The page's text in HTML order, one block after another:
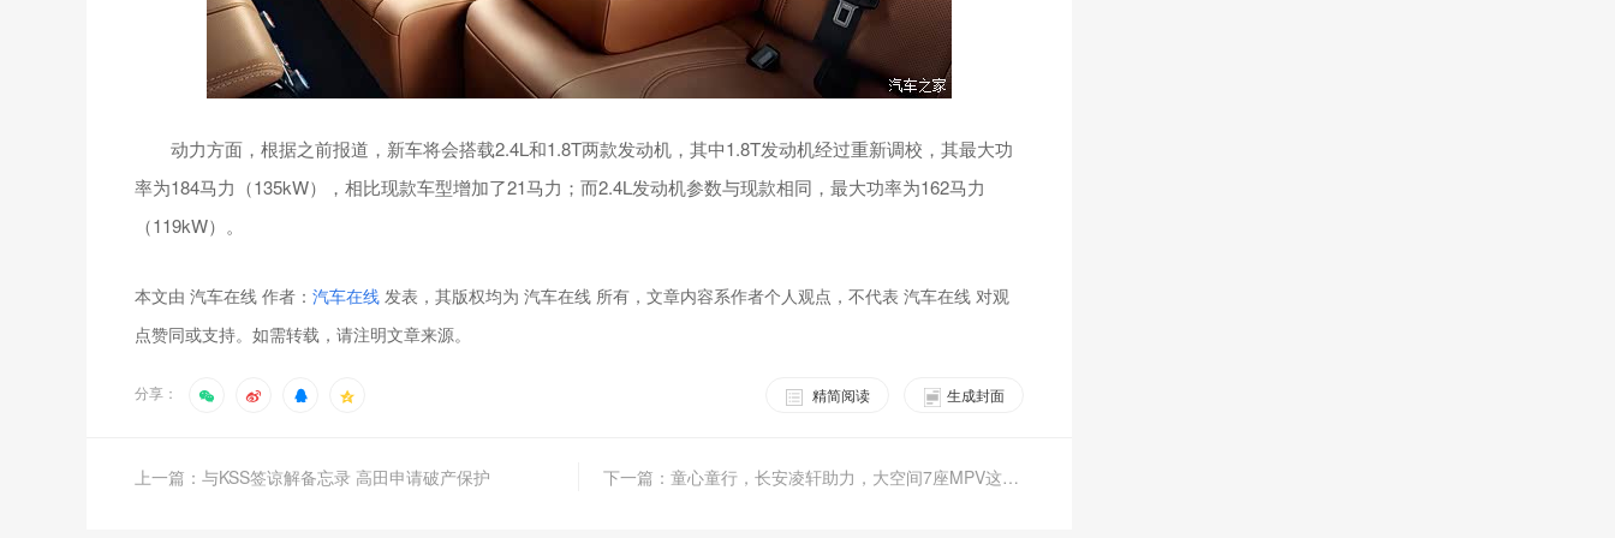
动力方面，根据之前报道，新车将会搭载2.4L和1.8T两款发动机，其中1.8T发动机经过重新调校，其最大功
率为184马力（135kW），相比现款车型增加了21马力；而2.4L发动机参数与现款相同，最大功率为162马力
（119kW）。
本文由 汽车在线 作者： 汽车在线 发表，其版权均为 汽车在线 所有，文章内容系作者个人观点，不代表 汽车在线 对观
点赞同或支持。如需转载，请注明文章来源。
分享： 生成封面
精简阅读
上一篇：与KSS签谅解备忘录 高田申请破产保护 下一篇：童心童行，长安凌轩助力，大空间7座MPV这次很嗨！